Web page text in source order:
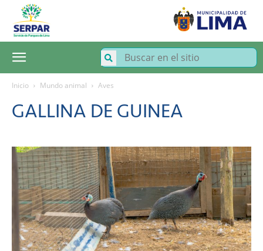
SERPAR
Servicio
de
Parques
Inicio Mundo animal Aves
GALLINA DE GUINEA